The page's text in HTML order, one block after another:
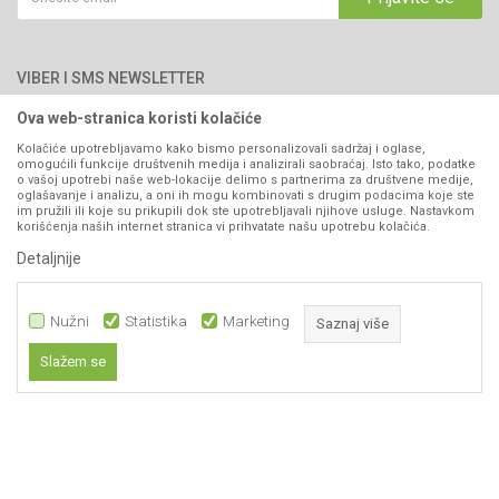
066/44-99-00
Kontakt
Isporuka
Pravo na odustajanje
Reklamacije
Povraćaj sredstava
Zamjena artikala
Plaćanje karticama
VIBER I SMS NEWSLETTER
PRATITE NAS
Ova web-stranica koristi kolačiće
Kolačiće upotrebljavamo kako bismo personalizovali sadržaj i oglase,
omogućili funkcije društvenih medija i analizirali saobraćaj. Isto tako, podatke
o vašoj upotrebi naše web-lokacije delimo s partnerima za društvene medije,
oglašavanje i analizu, a oni ih mogu kombinovati s drugim podacima koje ste
im pružili ili koje su prikupili dok ste upotrebljavali njihove usluge. Nastavkom
korišćenja naših internet stranica vi prihvatate našu upotrebu kolačića.
Detaljnije
Nužni Statistika Marketing Saznaj više
Slažem se